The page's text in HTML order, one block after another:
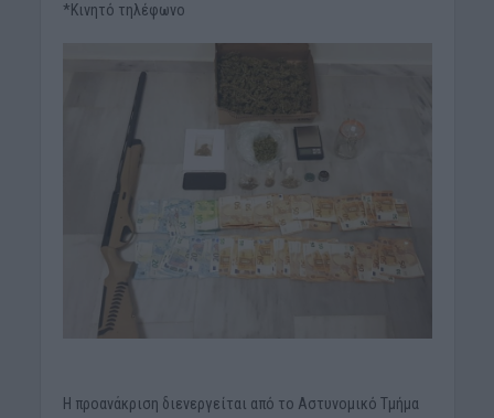
*Κινητό τηλέφωνο
Η προανάκριση διενεργείται από το Αστυνομικό Τμήμα